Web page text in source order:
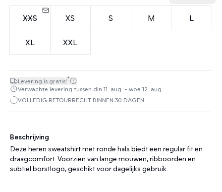
XXS XS S M L
XL XXL
Levering is gratis!*
Verwachte levering tussen din 11. aug. - woe 12. aug.
VOLLEDIG RETOURRECHT BINNEN 30 DAGEN
Beschrijving
Deze heren sweatshirt met ronde hals biedt een regular fit en
draagcomfort. Voorzien van lange mouwen, ribboorden en
subtiel borstlogo, geschikt voor dagelijks gebruik.